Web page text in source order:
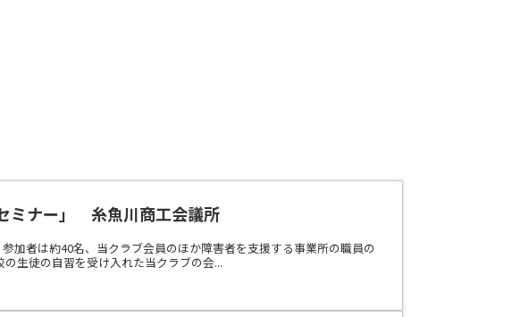
ミナー」 糸魚川商工会議所
加者は約40名、当クラブ会員のほか障害者を支援する事業所の職員の
生徒の自習を受け入れた当クラブの会...